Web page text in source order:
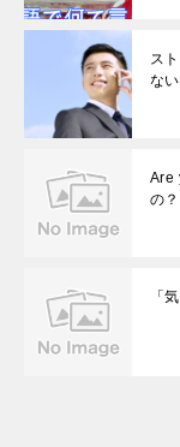
ス
な
Are
の？
「